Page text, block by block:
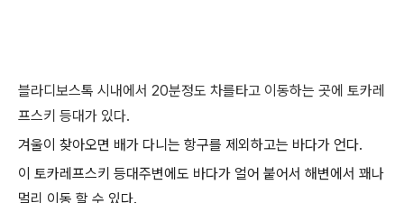
블라디보스톡 시내에서 20분정도 차를타고 이동하는 곳에 토카레
프스키 등대가 있다.
겨울이 찾아오면 배가 다니는 항구를 제외하고는 바다가 언다.
이 토카레프스키 등대주변에도 바다가 얼어 붙어서 해변에서 꽤나
멀리 이동 할 수 있다.